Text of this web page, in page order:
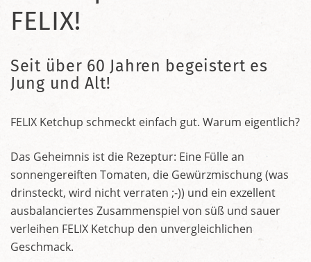
FELIX!
Seit über 60 Jahren begeistert es
Jung und Alt!
FELIX Ketchup schmeckt einfach gut. Warum eigentlich?
Das Geheimnis ist die Rezeptur: Eine Fülle an
sonnengereiften Tomaten, die Gewürzmischung (was
drinsteckt, wird nicht verraten ;-)) und ein exzellent
ausbalanciertes Zusammenspiel von süß und sauer
verleihen FELIX Ketchup den unvergleichlichen
Geschmack.